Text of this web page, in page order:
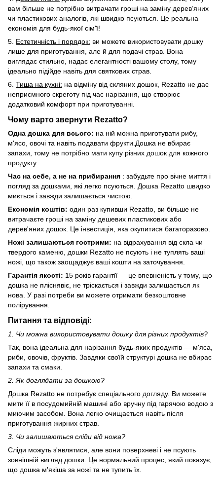
вам більше не потрібно витрачати гроші на заміну дерев’яних
чи пластикових аналогів, які швидко псуються. Це реальна
економія для будь-якої сім'ї!
5. Естетичність і порядок: ви можете використовувати дошку
лише для приготування, але й для подачі страв. Вона
виглядає стильно, надає елегантності вашому столу, тому
ідеально підійде навіть для святкових страв.
6. Тиша на кухні: на відміну від скляних дошок, Rezatto не дає
неприємного скреготу під час нарізання, що створює
додатковий комфорт при приготуванні.
Чому варто звернути Rezatto?
Одна дошка для всього: на ній можна приготувати рибу,
м'ясо, овочі та навіть подавати фрукти.Дошка не вбирає
запахи, тому не потрібно мати купу різних дошок для кожного
продукту.
Час на себе, а не на прибирання : забудьте про вічне миття і
погляд за дошками, які легко псуються. Дошка Rezatto швидко
миється і завжди залишається чистою.
Економія коштів: один раз купивши Rezatto, ви більше не
витрачаєте гроші на заміну дешевих пластикових або
дерев'яних дошок. Це інвестиція, яка окупитися багаторазово.
Ножі залишаються гострими: на відрахування від скла чи
твердого каменю, дошки Rezatto не псують і не туплять ваші
ножі, що також заощаджує ваші кошти на заточування.
Гарантія якості: 15 років гарантії — це впевненість у тому, що
дошка не пліснявіє, не тріскається і завжди залишається як
нова. У разі потреби ви можете отримати безкоштовне
полірування.
Питання та відповіді:
1. Чи можна використовувати дошку для різних продуктів?
Так, вона ідеальна для нарізання будь-яких продуктів — м'яса,
риби, овочів, фруктів. Завдяки своїй структурі дошка не вбирає
запахи та смаки.
2. Як доглядати за дошкою?
Дошка Rezatto не потребує спеціального догляду. Ви можете
мити її в посудомийній машині або вручну під гарячою водою з
миючим засобом. Вона легко очищається навіть після
приготування жирних страв.
3. Чи залишаються сліди від ножа?
Сліди можуть з'являтися, але вони поверхневі і не псують
зовнішній вигляд дошки. Це нормальний процес, який показує,
що дошка м'якіша за ножі та не тупить їх.